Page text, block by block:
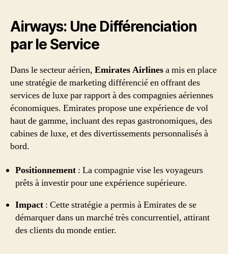
Airways: Une Différenciation
par le Service
Dans le secteur aérien, Emirates Airlinesa mis en place
une stratégie de marketing différencié en offrant des
services de luxe par rapport à des compagnies aériennes
économiques. Emirates propose une expérience de vol
haut de gamme, incluant des repas gastronomiques, des
cabines de luxe, et des divertissements personnalisés à
bord.
Positionnement : La compagnie vise les voyageurs
prêts à investir pour une expérience supérieure.
Impact : Cette stratégie a permis à Emirates de se
démarquer dans un marché très concurrentiel, attirant
des clients du monde entier.